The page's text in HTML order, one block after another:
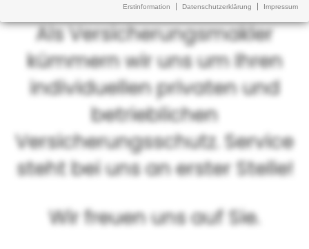
Erstinformation Datenschutzerklärung Impressum
Als Versicherungsmakler
kümmern wir uns um Ihren
individuellen privaten und
betrieblichen
Versicherungsschutz. Service
steht bei uns an erster Stelle!
Wir freuen uns auf Sie.